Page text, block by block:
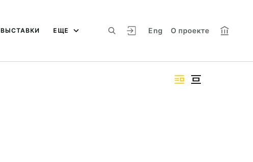
Eng О проекте
ВЫСТАВКИ ЕЩЕ